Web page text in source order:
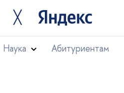
╳
Наука Абитуриентам